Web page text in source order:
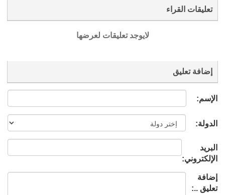
تعليقات القراء
لايوجد تعليقات لعرضها
إضافة تعليق
الإسم:
الدولة:
البريد
الإلكتروني:
إضافة
تعليق ..: